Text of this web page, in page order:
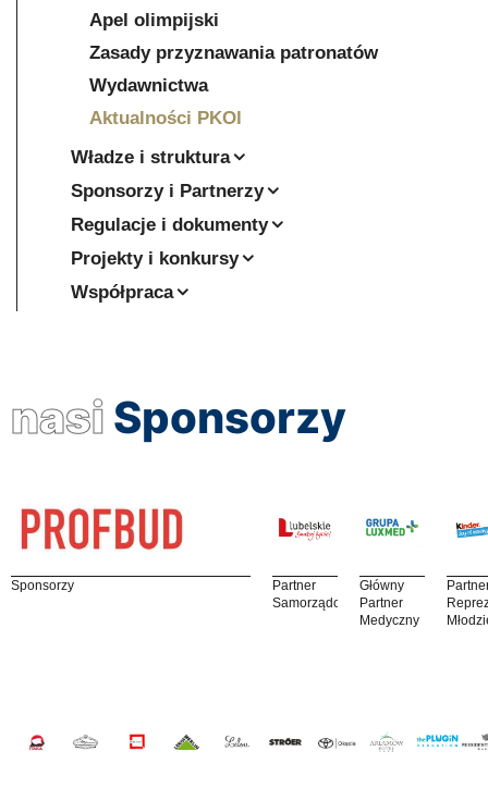
Apel olimpijski
Zasady przyznawania patronatów
Wydawnictwa
Aktualności PKOl
Władze i struktura
Sponsorzy i Partnerzy
Regulacje i dokumenty
Projekty i konkursy
Współpraca
nasi Sponsorzy
Sponsorzy
Partner
Samorządowy
Główny
Partner
Medyczny